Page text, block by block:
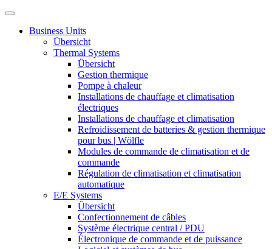
Business Units
Übersicht
Thermal Systems
Übersicht
Gestion thermique
Pompe à chaleur
Installations de chauffage et climatisation
électriques
Installations de chauffage et climatisation
Refroidissement de batteries & gestion thermique
pour bus | Wölfle
Modules de commande de climatisation et de
commande
Régulation de climatisation et climatisation
automatique
E/E Systems
Übersicht
Confectionnement de câbles
Système électrique central / PDU
Électronique de commande et de puissance